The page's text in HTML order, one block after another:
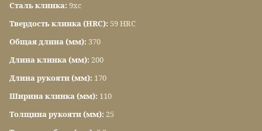
Сталь клинка: 9хс
Твердость клинка (HRC): 59 HRC
Общая длина (мм): 370
Длина клинка (мм): 200
Длина рукояти (мм): 170
Ширина клинка (мм): 110
Толщина рукояти (мм): 25